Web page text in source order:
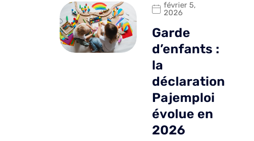
février 5,
2026
Garde
d’enfants :
la
déclaration
Pajemploi
évolue en
2026